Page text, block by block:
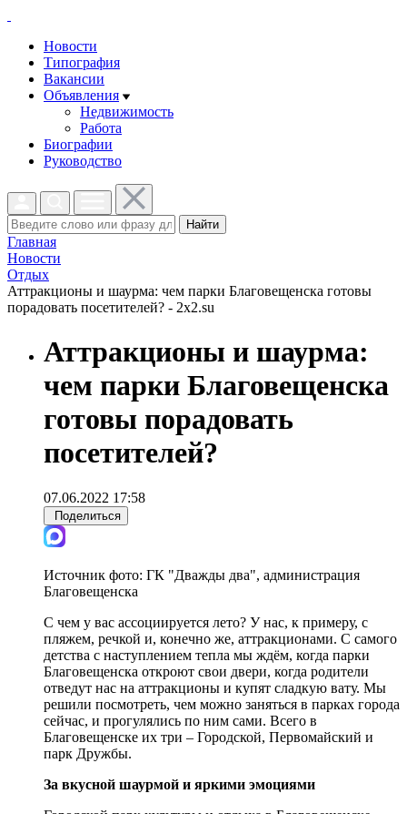
Новости
Типография
Вакансии
Объявления
Недвижимость
Работа
Биографии
Руководство
Найти
Главная
Новости
Отдых
Аттракционы и шаурма: чем парки Благовещенска готовы
порадовать посетителей? - 2x2.su
Аттракционы и шаурма:
чем парки Благовещенска
готовы порадовать
посетителей?
07.06.2022 17:58
Поделиться
Источник фото: ГК "Дважды два", администрация
Благовещенска
С чем у вас ассоциируется лето? У нас, к примеру, с
пляжем, речкой и, конечно же, аттракционами. С самого
детства с наступлением тепла мы ждём, когда парки
Благовещенска откроют свои двери, когда родители
отведут нас на аттракционы и купят сладкую вату. Мы
решили посмотреть, чем можно заняться в парках города
сейчас, и прогулялись по ним сами. Всего в
Благовещенске их три – Городской, Первомайский и
парк Дружбы.
За вкусной шаурмой и яркими эмоциями